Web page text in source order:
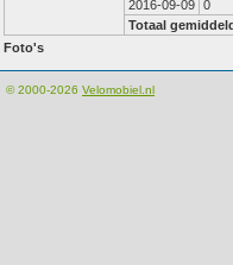
2016-09-09 0
Totaal
Foto's
© 2000-2026 Velomobiel.nl